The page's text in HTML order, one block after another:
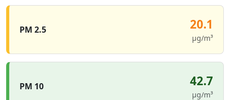
PM 2.5 20.1
µg/m³
PM 10 42.7
µg/m³